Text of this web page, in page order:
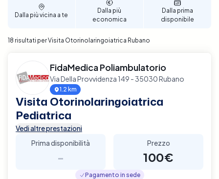
Dalla più vicina a te
Dalla più
economica
Dalla prima
disponibile
18 risultati per Visita Otorinolaringoiatrica Rubano
FidaMedica Poliambulatorio
Via Della Provvidenza 149 - 35030 Rubano
1.2 km
Visita Otorinolaringoiatrica
Pediatrica
Vedi altre prestazioni
Prima disponibilità
-
Prezzo
100€
Pagamento in sede